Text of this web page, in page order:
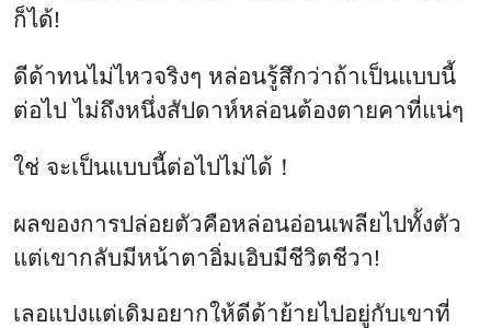
ก็ได้!
ดีด้าทนไม่ไหวจริงๆ หล่อนรู้สึกว่าถ้าเป็นแบบนี้
ต่อไป ไม่ถึงหนึ่งสัปดาห์หล่อนต้องตายคาที่แน่ๆ
ใช่ จะเป็นแบบนี้ต่อไปไม่ได้！
ผลของการปล่อยตัวคือหล่อนอ่อนเพลียไปทั้งตัว
แต่เขากลับมีหน้าตาอิ่มเอิบมีชีวิตชีวา!
เลอแปงแต่เดิมอยากให้ดีด้าย้ายไปอยู่กับเขาที่